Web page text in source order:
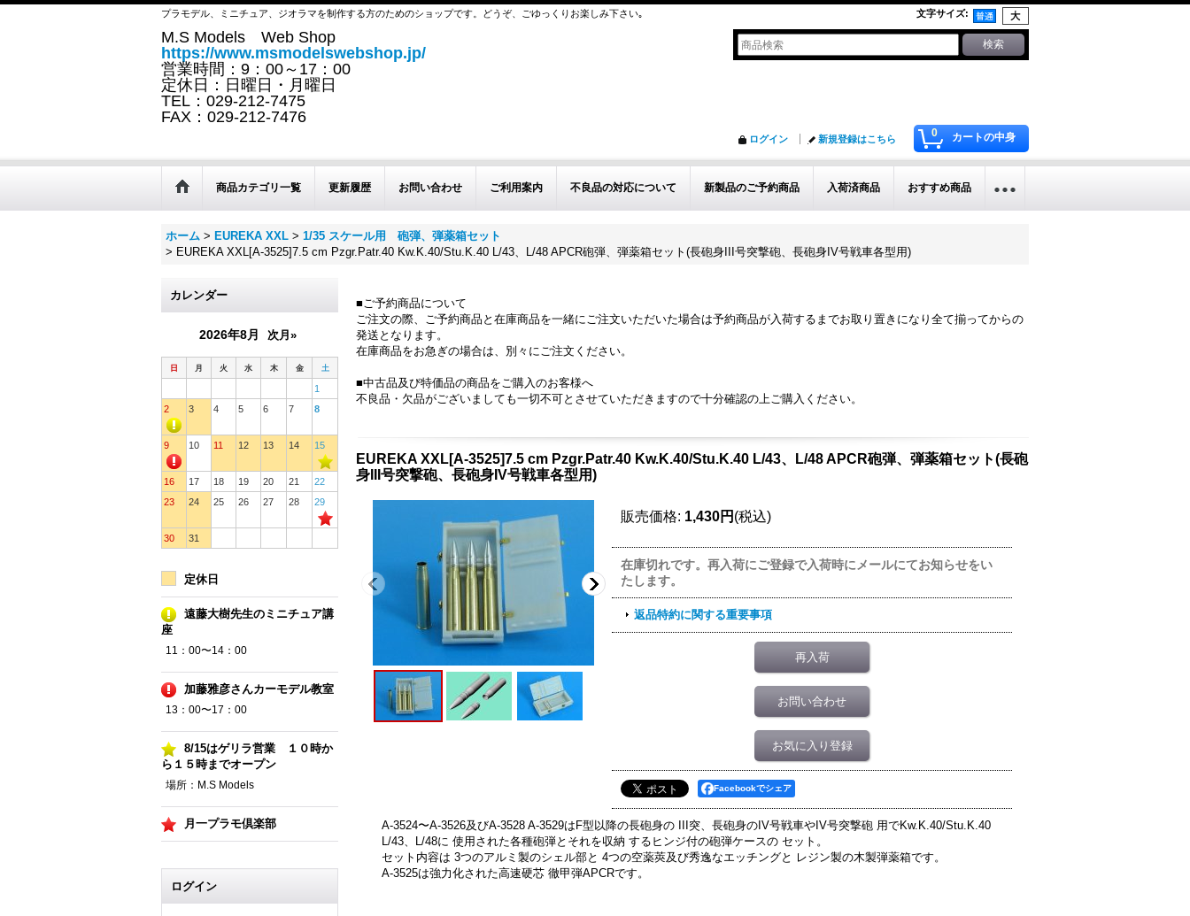
プラモデル、ミニチュア、ジオラマを制作する方のためのショップです。どうぞ、ごゆっくりお楽しみ下さい｡ 文字サイズ:
M.S Models Web Shop
https://www.msmodelswebshop.jp/
営業時間：9：00～17：00
定休日：日曜日・月曜日
TEL：029-212-7475
FAX：029-212-7476
0 カートの中身
ログイン 新規登録はこちら
商品カテゴリ一覧 更新履歴 お問い合わせ ご利用案内 不良品の対応について 新製品のご予約商品 入荷済商品 おすすめ商品
ホーム > EUREKA XXL > 1/35 スケール用 砲弾、弾薬箱セット
> EUREKA XXL[A-3525]7.5 cm Pzgr.Patr.40 Kw.K.40/Stu.K.40 L/43、L/48 APCR砲弾、弾薬箱セット(長砲身III号突撃砲、長砲身IV号戦車各型用)
カレンダー
2026年8月 次月»
日 月 火 水 木 金 土
1
2
3 4 5 6 7 8
9 10 11 12 13 14 15
16 17 18 19 20 21
22
23
24 25 26 27 28 29
30 31
定休日
遠藤大樹先生のミニチュア講
座
11：00〜14：00
加藤雅彦さんカーモデル教室
13：00〜17：00
8/15はゲリラ営業 １０時か
ら１５時までオープン
場所：M.S Models
月一プラモ倶楽部
ログイン
■ご予約商品について
ご注文の際、ご予約商品と在庫商品を一緒にご注文いただいた場合は予約商品が入荷するまでお取り置きになり全て揃ってからの
発送となります。
在庫商品をお急ぎの場合は、別々にご注文ください。
■中古品及び特価品の商品をご購入のお客様へ
不良品・欠品がございましても一切不可とさせていただきますので十分確認の上ご購入ください。
EUREKA XXL[A-3525]7.5 cm Pzgr.Patr.40 Kw.K.40/Stu.K.40 L/43、L/48 APCR砲弾、弾薬箱セット(長砲
身III号突撃砲、長砲身IV号戦車各型用)
販売価格: 1,430円 (税込)
在庫切れです。再入荷にご登録で入荷時にメールにてお知らせをい
たします。
返品特約に関する重要事項
再入荷
お問い合わせ
お気に入り登録
Facebookでシェア
A-3524〜A-3526及びA-3528 A-3529はF型以降の長砲身の III突、長砲身のIV号戦車やIV号突撃砲 用でKw.K.40/Stu.K.40
L/43、L/48に 使用された各種砲弾とそれを収納 するヒンジ付の砲弾ケースの セット。
セット内容は 3つのアルミ製のシェル部と 4つの空薬莢及び秀逸なエッチングと レジン製の木製弾薬箱です。
A-3525は強力化された高速硬芯 徹甲弾APCRです。